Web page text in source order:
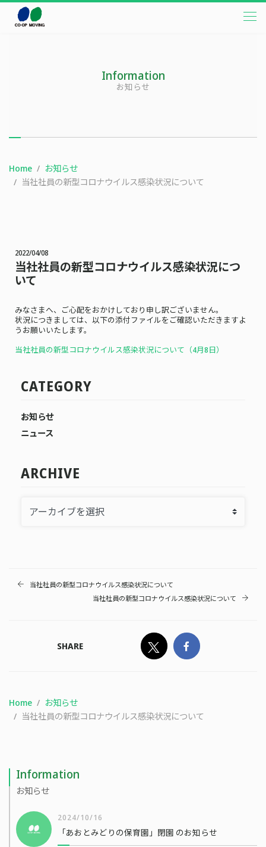
メ
本文までスキップする
Information
お知らせ
Home
お知らせ
当社社員の新型コロナウイルス感染状況について
2022/04/08
当社社員の新型コロナウイルス感染状況につ
いて
みなさまへ、ご心配をおかけしており申し訳ございません。
状況につきましては、以下の添付ファイルをご確認いただきますよ
うお願いいたします。
当社社員の新型コロナウイルス感染状況について（4月8日）
CATEGORY
お知らせ
ニュース
ARCHIVE
当社社員の新型コロナウイルス感染状況について
当社社員の新型コロナウイルス感染状況について
SHARE
Home
お知らせ
当社社員の新型コロナウイルス感染状況について
Information
お知らせ
2024/10/16
「あおとみどりの保育園」閉園 のお知らせ